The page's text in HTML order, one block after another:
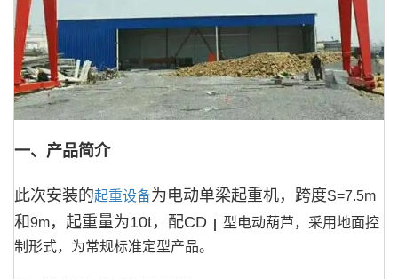
一、产品简介
此次安装的起重设备为电动单梁起重机，跨度S=7.5m
和9m，起重量为10t，配CD
型电动葫芦，采用地面控
制形式，为常规标准定型产品。